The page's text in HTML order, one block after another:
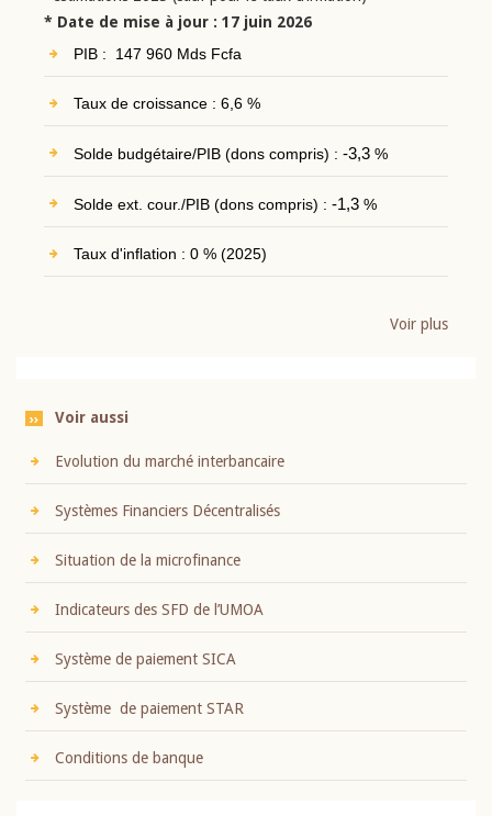
* Date de mise à jour : 17 juin 2026
PIB : 147 960 Mds Fcfa
Taux de croissance : 6,6 %
Solde budgétaire/PIB (dons compris) : -3,3%
Solde ext. cour./PIB (dons compris) : -1,3%
Taux d'inflation : 0 % (2025)
Voir plus
Voir aussi
Evolution du marché interbancaire
Systèmes Financiers Décentralisés
Situation de la microfinance
Indicateurs des SFD de l’UMOA
Système de paiement SICA
Système de paiement STAR
Conditions de banque